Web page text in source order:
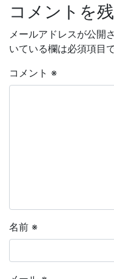
コメントを
メールアドレスが公開
いている欄は必須項目
コメント ※
名前 ※